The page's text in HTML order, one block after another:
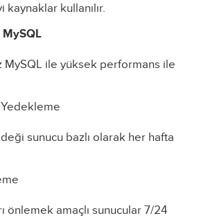
kullanılır.
MySQL
MySQL ile yüksek performans ile
Yedekleme
sunucu bazlı olarak her hafta
önlemek amaçlı sunucular 7/24